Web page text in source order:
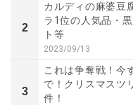
2
カルディの麻婆豆
ラ1位の人気品・
ト等
2023/09/13
3
これは争奪戦！今
で！クリスマスツ
件！